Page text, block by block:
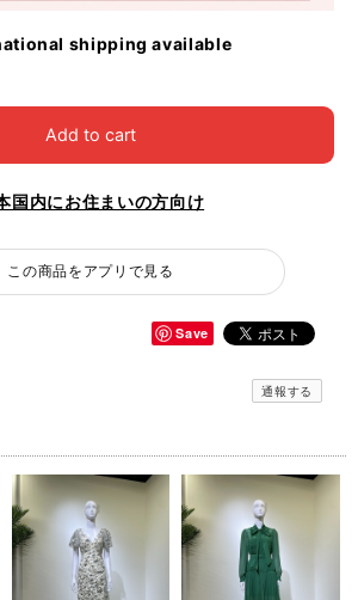
shipping available
Add to cart
国内にお住まいの方向け
この商品をアプリで見る
Save
通報する